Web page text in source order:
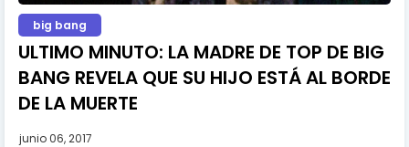
big bang
ULTIMO MINUTO: LA MADRE DE TOP DE BIG
BANG REVELA QUE SU HIJO ESTÁ AL BORDE
DE LA MUERTE
junio 06, 2017